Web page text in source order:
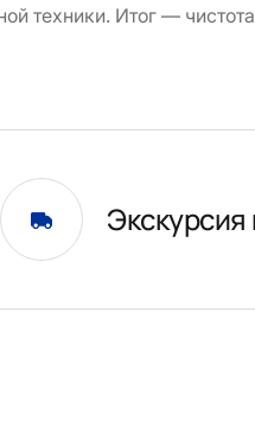
техники. Итог —